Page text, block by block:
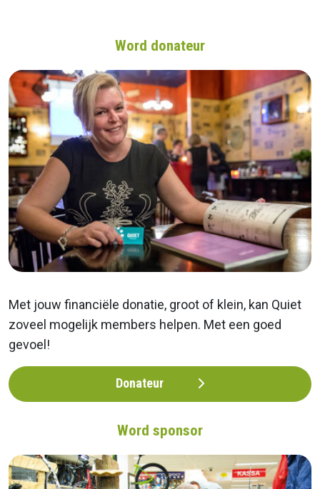
Word donateur
Met jouw financiële donatie, groot of klein, kan Quiet
zoveel mogelijk members helpen. Met een goed
gevoel!
Donateur
Word sponsor